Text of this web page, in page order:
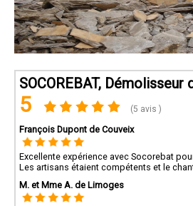
SOCOREBAT, Démolisseur
5 (5 avis )
François Dupont de Couveix
Excellente expérience avec Socorebat
Les artisans étaient compétents et le
M. et Mme A. de Limoges